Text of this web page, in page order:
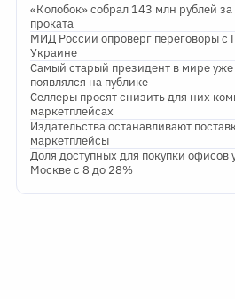
«Колобок» собрал 143 млн рублей
проката
МИД России опроверг переговоры с
Украине
Самый старый президент в мире
появлялся на публике
Селлеры просят снизить для них
маркетплейсах
Издательства останавливают
маркетплейсы
Доля доступных для покупки офисов
Москве с 8 до 28%